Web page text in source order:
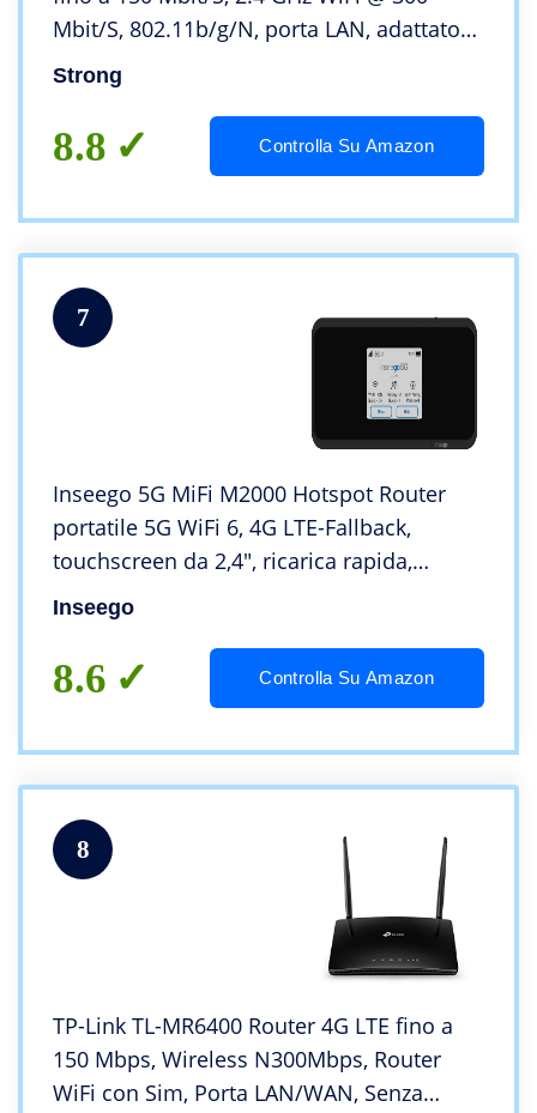
Mbit/S, 802.11b/g/N, porta LAN, adattatore
SIM, bianco
Strong
8.8 Controlla Su Amazon
7
Inseego 5G MiFi M2000 Hotspot Router
portatile 5G WiFi 6, 4G LTE-Fallback,
touchscreen da 2,4″, ricarica rapida,
collegamento fino a 30 dispositivi, nero
Inseego
8.6 Controlla Su Amazon
8
TP-Link TL-MR6400 Router 4G LTE fino a
150 Mbps, Wireless N300Mbps, Router
WiFi con Sim, Porta LAN/WAN, Senza